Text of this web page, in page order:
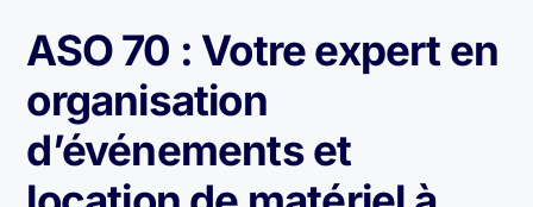
ASO 70 : Votre expert en
organisation
d’événements et